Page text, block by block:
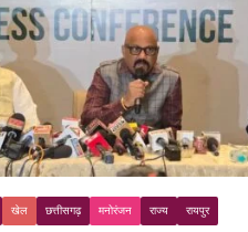
खेल छत्तीसगढ़ मनोरंजन राज्य रायपुर